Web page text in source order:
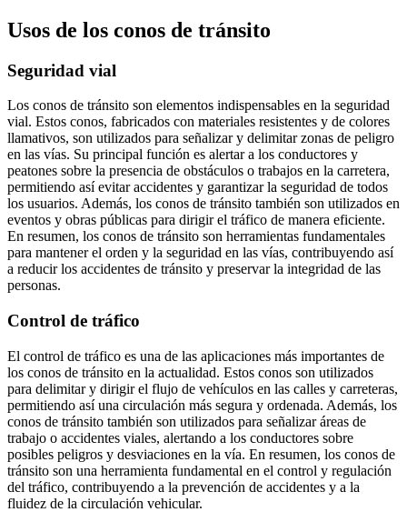
Usos de los conos de tránsito
Seguridad vial
Los conos de tránsito son elementos indispensables en la seguridad
vial. Estos conos, fabricados con materiales resistentes y de colores
llamativos, son utilizados para señalizar y delimitar zonas de peligro
en las vías. Su principal función es alertar a los conductores y
peatones sobre la presencia de obstáculos o trabajos en la carretera,
permitiendo así evitar accidentes y garantizar la seguridad de todos
los usuarios. Además, los conos de tránsito también son utilizados en
eventos y obras públicas para dirigir el tráfico de manera eficiente.
En resumen, los conos de tránsito son herramientas fundamentales
para mantener el orden y la seguridad en las vías, contribuyendo así
a reducir los accidentes de tránsito y preservar la integridad de las
personas.
Control de tráfico
El control de tráfico es una de las aplicaciones más importantes de
los conos de tránsito en la actualidad. Estos conos son utilizados
para delimitar y dirigir el flujo de vehículos en las calles y carreteras,
permitiendo así una circulación más segura y ordenada. Además, los
conos de tránsito también son utilizados para señalizar áreas de
trabajo o accidentes viales, alertando a los conductores sobre
posibles peligros y desviaciones en la vía. En resumen, los conos de
tránsito son una herramienta fundamental en el control y regulación
del tráfico, contribuyendo a la prevención de accidentes y a la
fluidez de la circulación vehicular.